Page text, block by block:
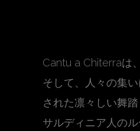
Cantu a Chiterraは
そして、人々の集
された凛々しい舞
サルディニア人の